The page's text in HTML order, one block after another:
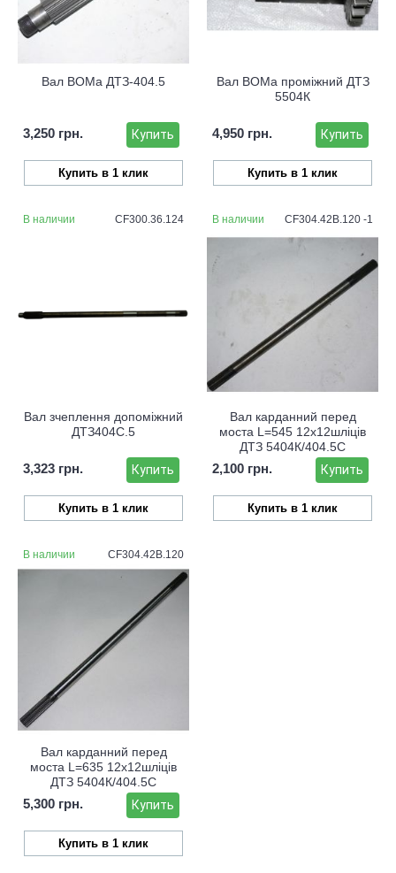
Вал ВОМа ДТЗ-404.5
3,250 грн. Купить
Купить в 1 клик
Вал ВОМа проміжний ДТЗ
5504К
4,950 грн. Купить
Купить в 1 клик
В наличии CF300.36.124
Вал зчеплення допоміжний
ДТЗ404С.5
3,323 грн. Купить
Купить в 1 клик
В наличии CF304.42B.120 -1
Вал карданний перед
моста L=545 12х12шліців
ДТЗ 5404К/404.5С
2,100 грн. Купить
Купить в 1 клик
В наличии CF304.42B.120
Вал карданний перед
моста L=635 12х12шліців
ДТЗ 5404К/404.5С
5,300 грн. Купить
Купить в 1 клик